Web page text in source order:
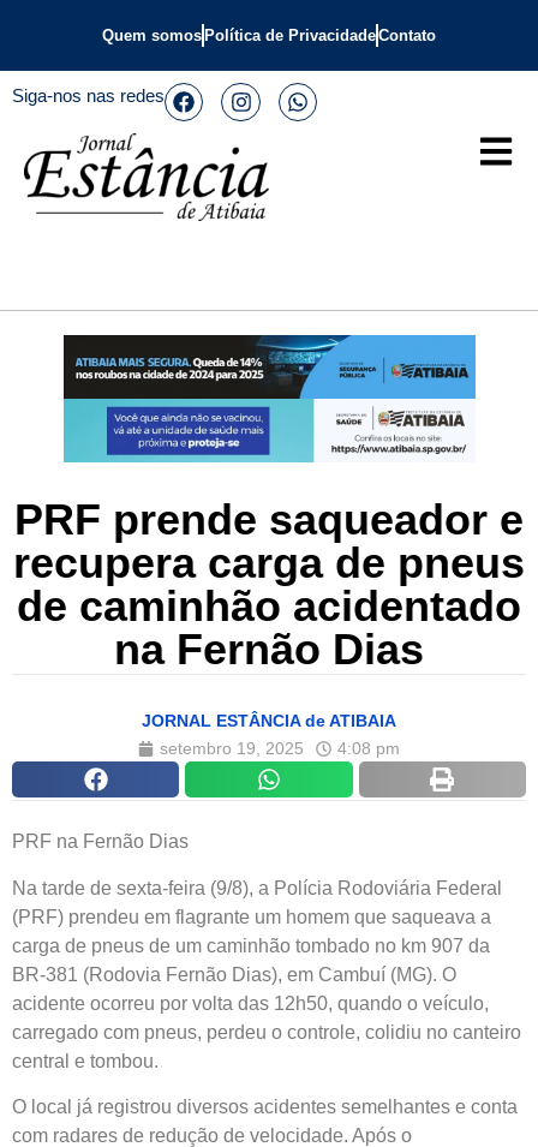
Quem somos Política de PrivacidadeContato
Siga-nos nas redes
PRF prende saqueador e
recupera carga de pneus
de caminhão acidentado
na Fernão Dias
JORNAL ESTÂNCIA de ATIBAIA
setembro 19, 2025
4:08 pm
PRF na Fernão Dias
Na tarde de sexta-feira (9/8), a Polícia Rodoviária Federal
(PRF) prendeu em flagrante um homem que saqueava a
carga de pneus de um caminhão tombado no km 907 da
BR-381 (Rodovia Fernão Dias), em Cambuí (MG). O
acidente ocorreu por volta das 12h50, quando o veículo,
carregado com pneus, perdeu o controle, colidiu no canteiro
central e tombou.
O local já registrou diversos acidentes semelhantes e conta
com radares de redução de velocidade. Após o